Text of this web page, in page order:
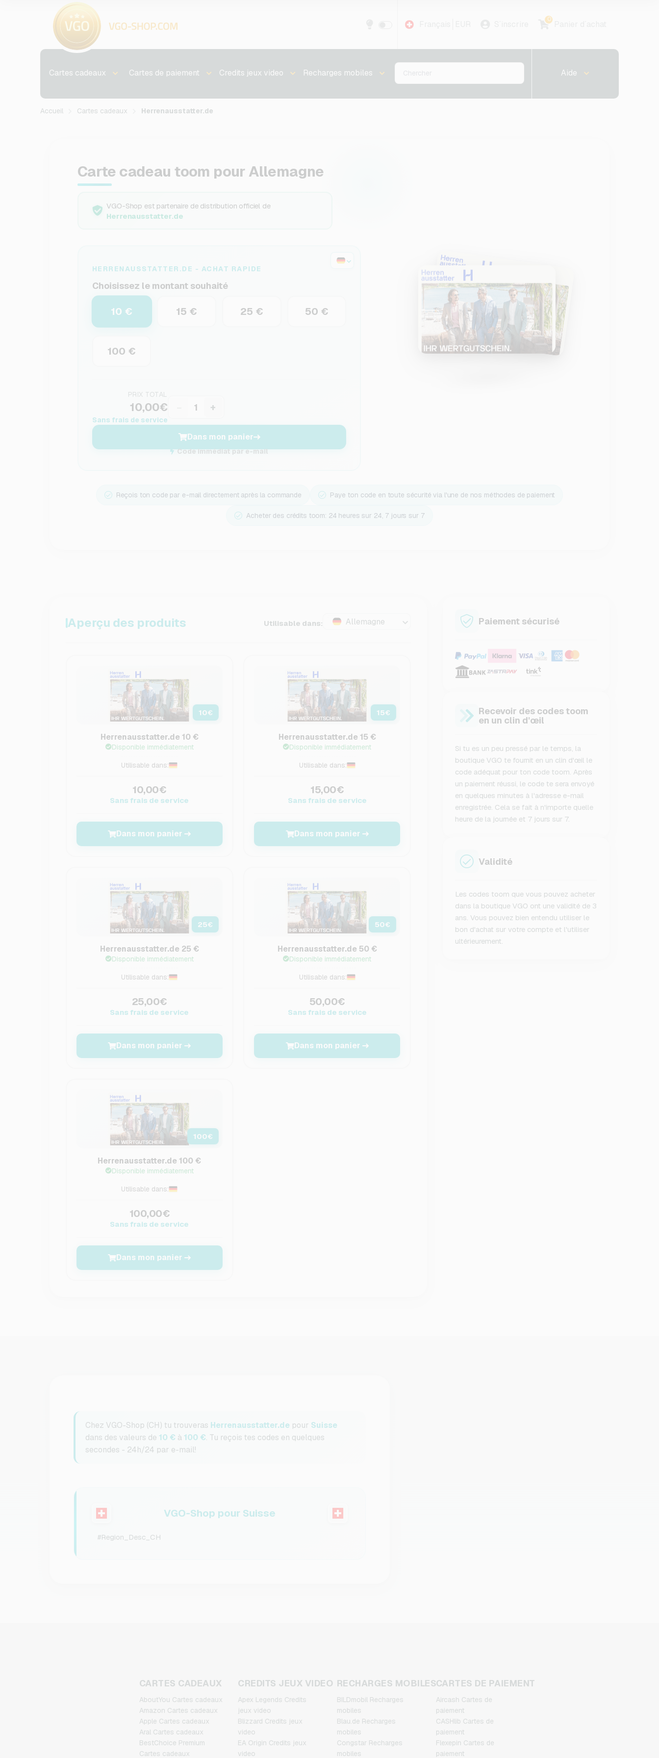
0
Cartes cadeaux Cartes de paiement Credits jeux video Recharges mobiles Aide
Accueil Cartes cadeaux Herrenausstatter.de
Carte cadeau toom pour Allemagne
VGO-Shop est partenaire de distribution officiel de
Herrenausstatter.de
HERRENAUSSTATTER.DE - ACHAT RAPIDE
Choisissez le montant souhaité
10 € 15 € 25 € 50 €
100 €
PRIX TOTAL
10,00€
Sans frais de service
+
Dans mon panier
Code immédiat par e-mail
Reçois ton code par e-mail directement après la commande Paye ton code en toute sécurité via l'une de nos méthodes de paiement
Acheter des crédits toom: 24 heures sur 24, 7 jours sur 7
Aperçu des produits Utilisable dans: Allemagne
10€
Herrenausstatter.de 10 €
Disponible immédiatement
Utilisable dans:
10,00€
Sans frais de service
Dans mon panier
15€
Herrenausstatter.de 15 €
Disponible immédiatement
Utilisable dans:
15,00€
Sans frais de service
Dans mon panier
25€
Herrenausstatter.de 25 €
Disponible immédiatement
Utilisable dans:
25,00€
Sans frais de service
Dans mon panier
50€
Herrenausstatter.de 50 €
Disponible immédiatement
Utilisable dans:
50,00€
Sans frais de service
Dans mon panier
100€
Herrenausstatter.de 100 €
Disponible immédiatement
Utilisable dans:
100,00€
Sans frais de service
Dans mon panier
Paiement sécurisé
Recevoir des codes toom
en un clin d'œil
Si tu es un peu pressé par le temps, la
boutique VGO te fournit en un clin d'œil le
code adéquat pour ton code toom. Après
un paiement réussi, le code te sera envoyé
en quelques minutes à l'adresse e-mail
enregistrée. Cela se fait à n'importe quelle
heure de la journée et 7 jours sur 7.
Validité
Les codes toom que vous pouvez acheter
dans la boutique VGO ont une validité de 3
ans. Vous pouvez bien entendu utiliser le
bon d'achat sur votre compte et l'utiliser
ultérieurement.
Chez VGO-Shop (CH) tu trouveras Herrenausstatter.de pour Suisse
dans des valeurs de 10 € à 100 €. Tu reçois tes codes en quelques
secondes - 24h/24 par e-mail!
VGO-Shop pour Suisse
#Region_Desc_CH
CARTES CADEAUX
AboutYou Cartes cadeaux
Amazon Cartes cadeaux
Apple Cartes cadeaux
Aral Cartes cadeaux
BestChoice Premium
Cartes cadeaux
CREDITS JEUX VIDEO
Apex Legends Credits
jeux video
Blizzard Credits jeux
video
EA Origin Credits jeux
video
RECHARGES MOBILES
BILDmobil Recharges
mobiles
Blau.de Recharges
mobiles
Congstar Recharges
mobiles
CARTES DE PAIEMENT
Aircash Cartes de
paiement
CASHlib Cartes de
paiement
Flexepin Cartes de
paiement